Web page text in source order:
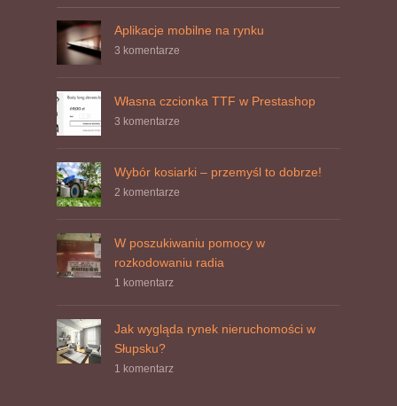
Aplikacje mobilne na rynku
3 komentarze
Własna czcionka TTF w Prestashop
3 komentarze
Wybór kosiarki – przemyśl to dobrze!
2 komentarze
W poszukiwaniu pomocy w
rozkodowaniu radia
1 komentarz
Jak wygląda rynek nieruchomości w
Słupsku?
1 komentarz